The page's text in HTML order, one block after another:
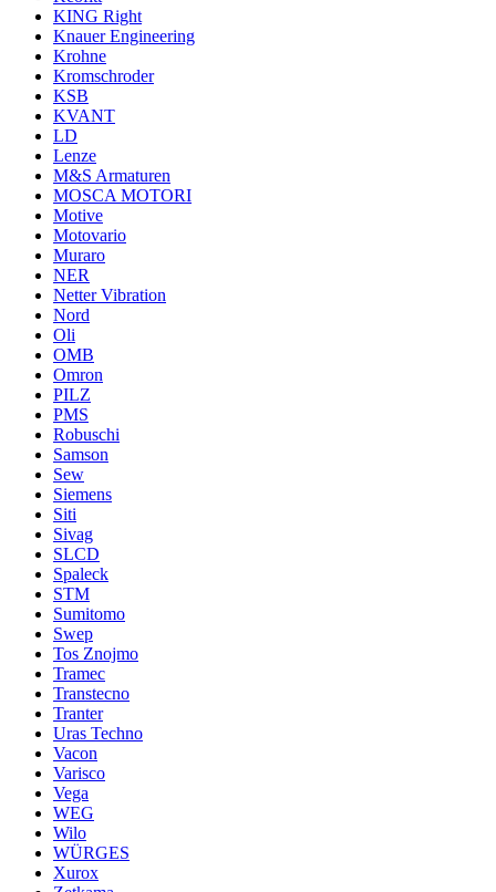
KING Right
Knauer Engineering
Krohne
Kromschroder
KSB
KVANT
LD
Lenze
M&S Armaturen
MOSCA MOTORI
Motive
Motovario
Muraro
NER
Netter Vibration
Nord
Oli
OMB
Omron
PILZ
PMS
Robuschi
Samson
Sew
Siemens
Siti
Sivag
SLCD
Spaleck
STM
Sumitomo
Swep
Tos Znojmo
Tramec
Transtecno
Tranter
Uras Techno
Vacon
Varisco
Vega
WEG
Wilo
WÜRGES
Xurox